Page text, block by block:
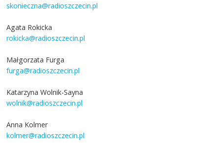
skonieczna@radioszczecin.pl
Agata Rokicka
rokicka@radioszczecin.pl
Małgorzata Furga
furga@radioszczecin.pl
Katarzyna Wolnik-Sayna
wolnik@radioszczecin.pl
Anna Kolmer
kolmer@radioszczecin.pl